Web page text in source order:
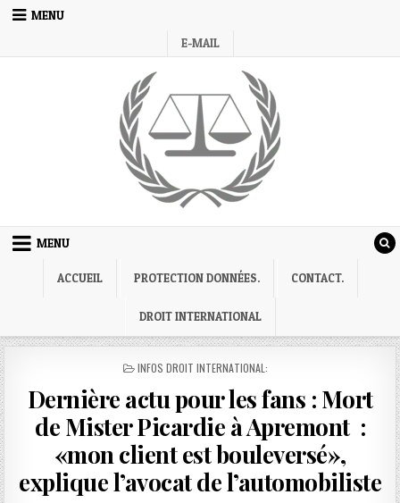
Skip
MENU
E-MAIL
MENU
ACCUEIL PROTECTION DONNÉES. CONTACT.
DROIT INTERNATIONAL
POSTED
INFOS DROIT INTERNATIONAL:
Dernière actu pour les fans : Mort
de Mister Picardie à Apremont :
«mon client est bouleversé»,
explique l’avocat de l’automobiliste